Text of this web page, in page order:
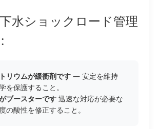
水ショックロード管理
リウムが緩衝剤です — 安定を維持
を保護すること。
ブースターです 迅速な対応が必要な
の酸性を修正すること。